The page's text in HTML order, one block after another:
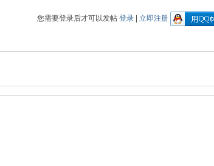
您需要登录后才可以发帖登录 |立即注册